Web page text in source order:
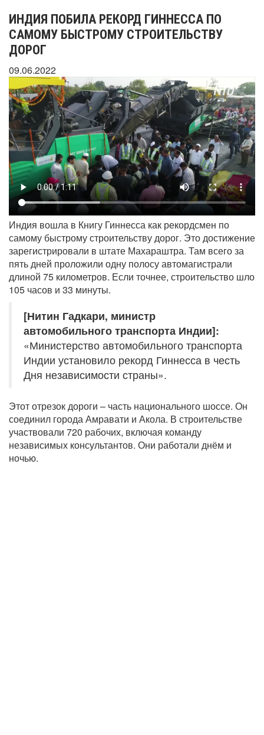
ИНДИЯ ПОБИЛА РЕКОРД ГИННЕССА ПО
САМОМУ БЫСТРОМУ СТРОИТЕЛЬСТВУ
ДОРОГ
09.06.2022
Индия вошла в Книгу Гиннесса как рекордсмен по
самому быстрому строительству дорог. Это достижение
зарегистрировали в штате Махараштра. Там всего за
пять дней проложили одну полосу автомагистрали
длиной 75 километров. Если точнее, строительство шло
105 часов и 33 минуты.
[Нитин Гадкари, министр
автомобильного транспорта Индии]:
«Министерство автомобильного транспорта
Индии установило рекорд Гиннесса в честь
Дня независимости страны».
Этот отрезок дороги – часть национального шоссе. Он
соединил города Амравати и Акола. В строительстве
участвовали 720 рабочих, включая команду
независимых консультантов. Они работали днём и
ночью.